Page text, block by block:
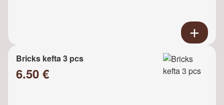
Bricks kefta 3 pcs
6.50 €